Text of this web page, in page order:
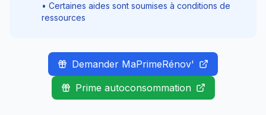
• Certaines aides sont soumises à conditions de
ressources
Demander MaPrimeRénov'
Prime autoconsommation